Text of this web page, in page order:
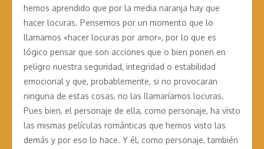
hemos aprendido que por la media naranja hay que
hacer locuras. Pensemos por un momento que lo
llamamos «hacer locuras por amor», por lo que es
lógico pensar que son acciones que o bien ponen en
peligro nuestra seguridad, integridad o estabilidad
emocional y que, probablemente, si no provocaran
ninguna de estas cosas, no las llamaríamos locuras.
Pues bien, el personaje de ella, como personaje, ha visto
las mismas películas románticas que hemos visto las
demás y por eso lo hace. Y él, como personaje, también